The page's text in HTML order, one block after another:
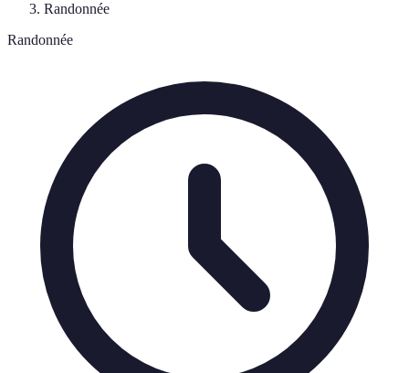
Randonnée
Randonnée